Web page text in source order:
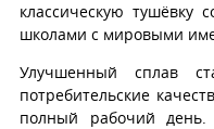
классическую тушёвку
школами с мировыми
Улучшенный сплав
потребительские
полный рабочий день.